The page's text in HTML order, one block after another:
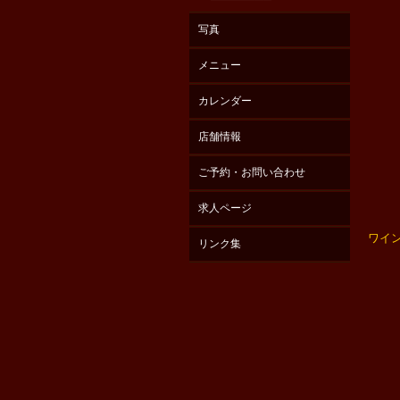
ワイ
写真
メニュー
カレンダー
店舗情報
ご予約・お問い合わせ
求人ページ
リンク集